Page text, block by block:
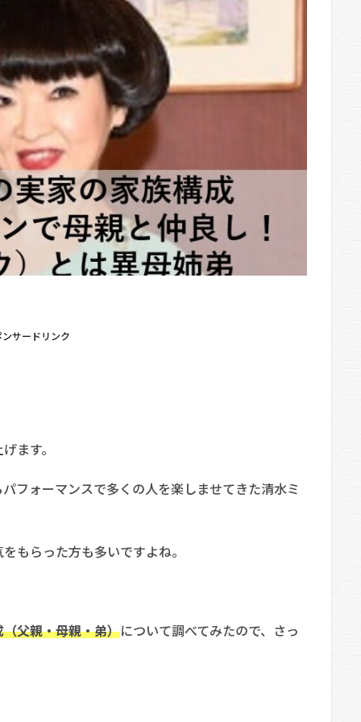
ンサードリンク
ます。
フォーマンスで多くの人を楽しませてきた清水ミ
もらった方も多いですよね。
父親・母親・弟）について調べてみたので、さっ